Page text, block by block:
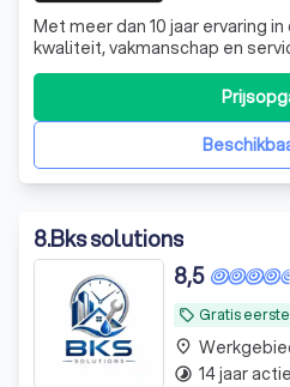
Met meer dan 10 jaar ervaring
kwaliteit, vakmanschap en
renovatie en herstellingen: wij
oplossingen en een perfecte
8.Bks solutions
local_offer Gratis
8,5
place
timelapse 14 jaar